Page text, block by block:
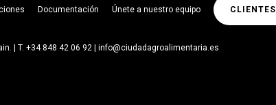
Documentación Únete a nuestro equipo CLIENTES
| T. +34 848 42 06 92 | info@ciudadagroalimentaria.es